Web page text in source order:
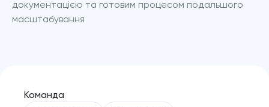
документацією та готовим процесом подальшого
масштабування
Команда